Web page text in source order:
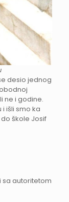
desio jednog
ne i godine.
išli smo ka
škole Josif
sa autoritetom